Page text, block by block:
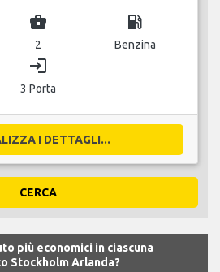
business_center
2
local_gas_station
Benzina
login
3 Porta
I DETTAGLI...
CERCA
più economici in ciascuna
Stockholm Arlanda?